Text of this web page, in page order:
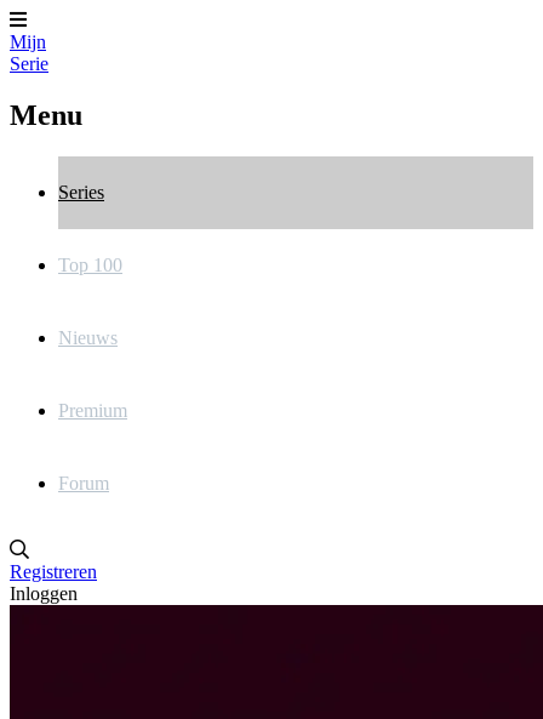
Mijn
Serie
Menu
Series
Top 100
Nieuws
Premium
Forum
Registreren
Inloggen